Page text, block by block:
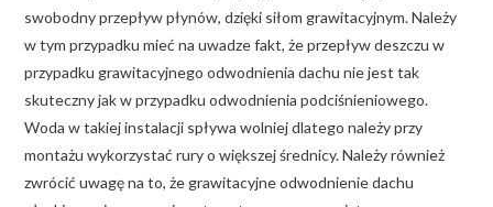
swobodny przepływ płynów, dzięki siłom grawitacyjnym. Należy
w tym przypadku mieć na uwadze fakt, że przepływ deszczu w
przypadku grawitacyjnego odwodnienia dachu nie jest tak
skuteczny jak w przypadku odwodnienia podciśnieniowego.
Woda w takiej instalacji spływa wolniej dlatego należy przy
montażu wykorzystać rury o większej średnicy. Należy również
zwrócić uwagę na to, że grawitacyjne odwodnienie dachu